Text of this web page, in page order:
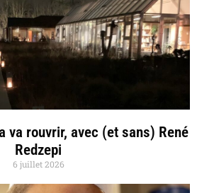
va rouvrir, avec (et sans) René
Redzepi
6 juillet 2026